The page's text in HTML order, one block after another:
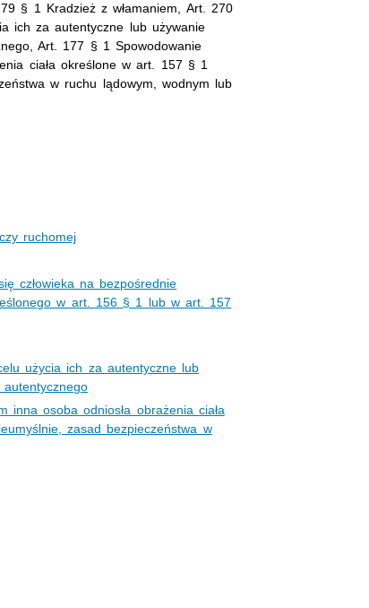
§ 1 Kradzież z włamaniem, Art. 270
ich za autentyczne lub używanie
Art. 177 § 1 Spowodowanie
ciała określone w art. 157 § 1
w ruchu lądowym, wodnym lub
ruchomej
człowieka na bezpośrednie
w art. 156 § 1 lub w art. 157
użycia ich za autentyczne lub
osoba odniosła obrażenia ciała
zasad bezpieczeństwa w